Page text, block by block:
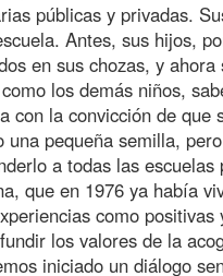
públicas y privadas.
Antes, sus hijos,
en sus chozas, y ahora
los demás niños,
con la convicción de que
pequeña semilla,
a todas las
que en 1976 ya había
como
los valores de la
iniciado un diálogo